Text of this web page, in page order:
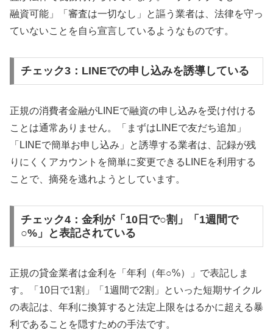
融資可能」「審査は一切なし」と謳う業者は、法律を守っ
ていないことを自ら宣言しているようなものです。
チェック3：LINEでの申し込みを誘導している
正規の消費者金融がLINEで融資の申し込みを受け付ける
ことは通常ありません。「まずはLINEで友だち追加」
「LINEで簡単お申し込み」と誘導する業者は、記録が残
りにくくアカウントを簡単に変更できるLINEを利用する
ことで、摘発を逃れようとしています。
チェック4：金利が「10日で○割」「1週間で
○%」と表記されている
正規の貸金業者は金利を「年利（年○%）」で表記しま
す。「10日で1割」「1週間で2割」といった短期サイクル
の表記は、年利に換算すると法定上限をはるかに超える暴
利であることを隠すための手法です。